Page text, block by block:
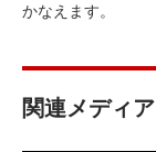
かなえます。
関連メディア